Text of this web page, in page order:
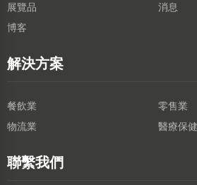
展覽品
消息
博客
解決方案
餐飲業
零售業
物流業
醫療保
聯繫我們